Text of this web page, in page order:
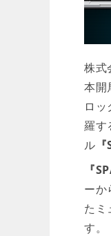
株式
本開
ロ
羅す
ル
『
ーか
たミ
す。